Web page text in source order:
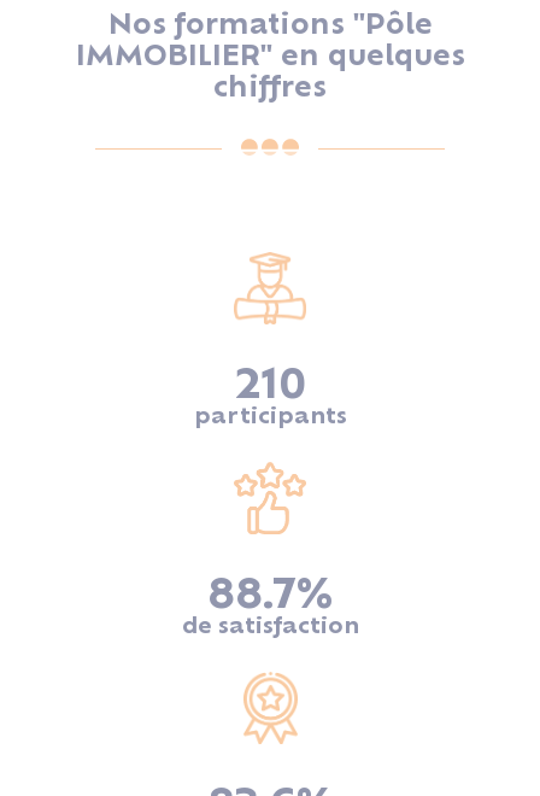
Nos formations "Pôle
IMMOBILIER" en quelques
chiffres
210
participants
88.7%
de satisfaction